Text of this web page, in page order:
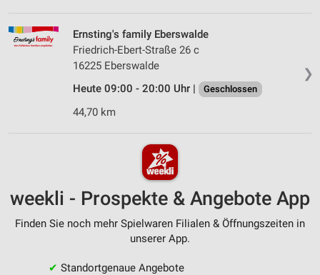
❯
Ernsting's family Eberswalde
Friedrich-Ebert-Straße 26 c
16225 Eberswalde
Heute 09:00 - 20:00 Uhr |
Geschlossen
44,70 km
weekli - Prospekte & Angebote App
Finden Sie noch mehr Spielwaren Filialen & Öffnungszeiten in
unserer App.
✔ Standortgenaue Angebote